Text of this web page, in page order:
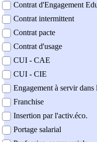
Contrat d'Engagement
Contrat intermittent
Contrat pacte
Contrat d'usage
CUI - CAE
CUI - CIE
Engagement à servir dans
Franchise
Insertion par l'activ.éco.
Portage salarial